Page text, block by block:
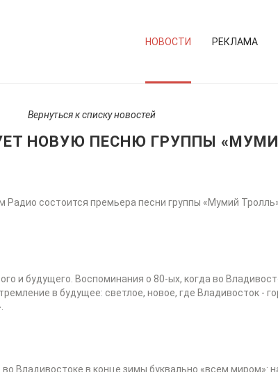
НОВОСТИ РЕКЛАМА
Вернуться к списку новостей
НОВУЮ ПЕСНЮ ГРУППЫ
состоится премьера песни группы «Мумий
и будущего. Воспоминания о 80-ых, когда во
в будущее: светлое, новое, где Владивосток -
Владивостоке в конце зимы буквально «всем миром»: